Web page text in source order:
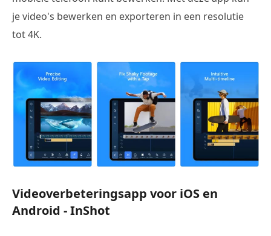
je video's bewerken en exporteren in een resolutie
tot 4K.
Videoverbeteringsapp voor iOS en
Android - InShot